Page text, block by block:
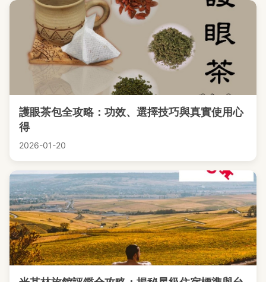
護眼茶包全攻略：功效、選擇技巧與真實使用心
得
2026-01-20